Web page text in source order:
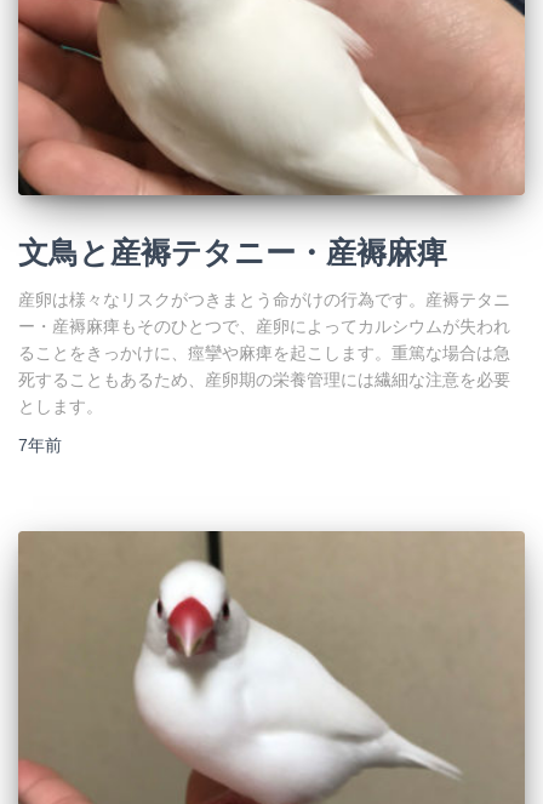
文鳥と産褥テタニー・産褥麻痺
産卵は様々なリスクがつきまとう命がけの行為です。産褥テタニ
ー・産褥麻痺もそのひとつで、産卵によってカルシウムが失われ
ることをきっかけに、痙攣や麻痺を起こします。重篤な場合は急
死することもあるため、産卵期の栄養管理には繊細な注意を必要
とします。
7年前